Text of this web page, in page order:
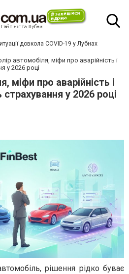
довкола COVID-19 у Лубнах
автомобіля, міфи про аварійність і
у 2026 році
міфи про аварійність і
страхування у 2026 році
рішення рідко буває